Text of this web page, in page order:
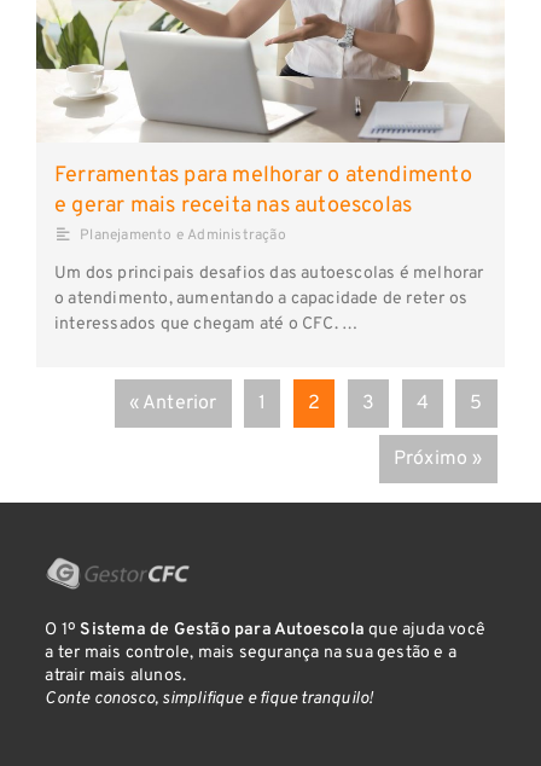
Ferramentas para melhorar o atendimento
e gerar mais receita nas autoescolas
Planejamento e Administração
Um dos principais desafios das autoescolas é melhorar
o atendimento, aumentando a capacidade de reter os
interessados que chegam até o CFC. …
« Anterior 1 2 3 4 5
Próximo »
O 1º Sistema de Gestão para Autoescola que ajuda você
a ter mais controle, mais segurança na sua gestão e a
atrair mais alunos.
Conte conosco, simplifique e fique tranquilo!